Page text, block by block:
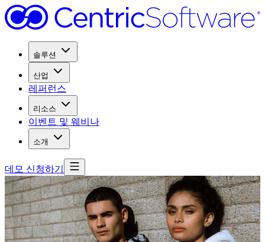
솔루션
산업
레퍼런스
리소스
이벤트 및 웨비나
소개
데모 신청하기